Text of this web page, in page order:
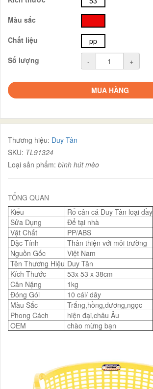
Màu sắc
Chất liệu
pp
Số lượng
- +
MUA HÀNG
Thương hiệu: Duy Tân
SKU: TL91324
Loại sản phẩm: bình hút mèo
TỔNG QUAN
Kiểu
Rổ cân cá Duy Tân loại dầy
Sửa Dụng
Để tại nhà
Vật Chất
PP/ABS
Đặc Tính
Thân thiện với môi trường
Nguồn Gốc
Việt Nam
Tên Thương Hiệu Duy Tân
Kích Thước
53x 53 x 38cm
Cân Nặng
1kg
Đóng Gói
10 cái/ dây
Màu Sắc
Trắng,hồng,dương,ngọc
Phong Cách
hiện đại,châu Âu
OEM
chào mừng bạn